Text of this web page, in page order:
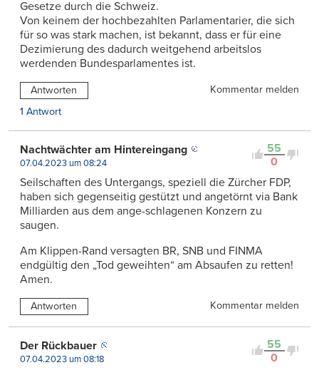
Gesetze durch die Schweiz.
Von keinem der hochbezahlten Parlamentarier, die sich
für so was stark machen, ist bekannt, dass er für eine
Dezimierung des dadurch weitgehend arbeitslos
werdenden Bundesparlamentes ist.
Antworten
Kommentar melden
1 Antwort
55
0
Nachtwächter am Hintereingang
07.04.2023 um 08:24
Seilschaften des Untergangs, speziell die Zürcher FDP,
haben sich gegenseitig gestützt und angetörnt via Bank
Milliarden aus dem ange-schlagenen Konzern zu
saugen.
Am Klippen-Rand versagten BR, SNB und FINMA
endgültig den „Tod geweihten“ am Absaufen zu retten!
Amen.
Antworten Kommentar melden
55
0
Der Rückbauer
07.04.2023 um 08:18